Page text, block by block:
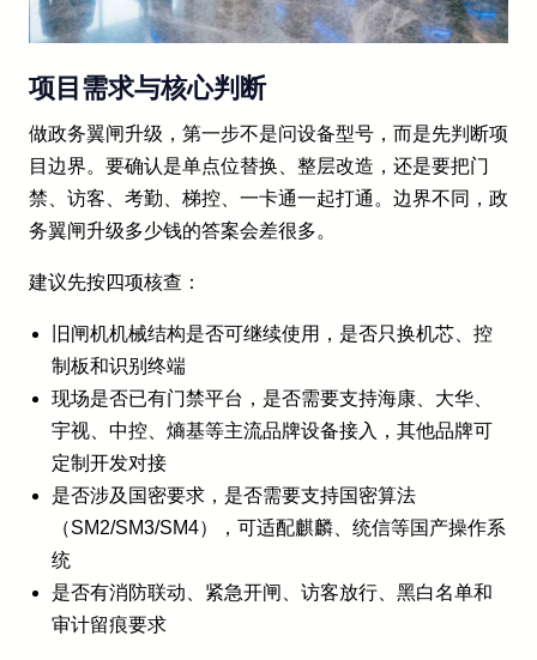
项目需求与核心判断
做政务翼闸升级，第一步不是问设备型号，而是先判断项
目边界。要确认是单点位替换、整层改造，还是要把门
禁、访客、考勤、梯控、一卡通一起打通。边界不同，政
务翼闸升级多少钱的答案会差很多。
建议先按四项核查：
旧闸机机械结构是否可继续使用，是否只换机芯、控
制板和识别终端
现场是否已有门禁平台，是否需要支持海康、大华、
宇视、中控、熵基等主流品牌设备接入，其他品牌可
定制开发对接
是否涉及国密要求，是否需要支持国密算法
（SM2/SM3/SM4），可适配麒麟、统信等国产操作系
统
是否有消防联动、紧急开闸、访客放行、黑白名单和
审计留痕要求